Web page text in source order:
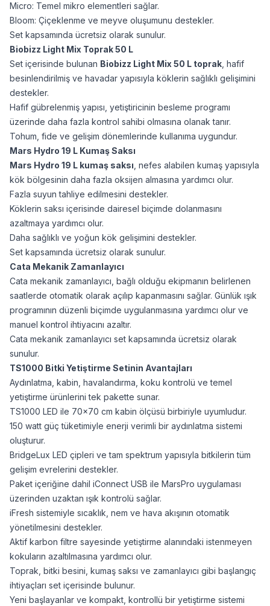
Micro: Temel mikro elementleri sağlar.
Bloom: Çiçeklenme ve meyve oluşumunu destekler.
Set kapsamında ücretsiz olarak sunulur.
Biobizz Light Mix Toprak 50 L
Set içerisinde bulunan Biobizz Light Mix 50 L toprak, hafif
besinlendirilmiş ve havadar yapısıyla köklerin sağlıklı gelişimini
destekler.
Hafif gübrelenmiş yapısı, yetiştiricinin besleme programı
üzerinde daha fazla kontrol sahibi olmasına olanak tanır.
Tohum, fide ve gelişim dönemlerinde kullanıma uygundur.
Mars Hydro 19 L Kumaş Saksı
Mars Hydro 19 L kumaş saksı, nefes alabilen kumaş yapısıyla
kök bölgesinin daha fazla oksijen almasına yardımcı olur.
Fazla suyun tahliye edilmesini destekler.
Köklerin saksı içerisinde dairesel biçimde dolanmasını
azaltmaya yardımcı olur.
Daha sağlıklı ve yoğun kök gelişimini destekler.
Set kapsamında ücretsiz olarak sunulur.
Cata Mekanik Zamanlayıcı
Cata mekanik zamanlayıcı, bağlı olduğu ekipmanın belirlenen
saatlerde otomatik olarak açılıp kapanmasını sağlar. Günlük ışık
programının düzenli biçimde uygulanmasına yardımcı olur ve
manuel kontrol ihtiyacını azaltır.
Cata mekanik zamanlayıcı set kapsamında ücretsiz olarak
sunulur.
TS1000 Bitki Yetiştirme Setinin Avantajları
Aydınlatma, kabin, havalandırma, koku kontrolü ve temel
yetiştirme ürünlerini tek pakette sunar.
TS1000 LED ile 70×70 cm kabin ölçüsü birbiriyle uyumludur.
150 watt güç tüketimiyle enerji verimli bir aydınlatma sistemi
oluşturur.
BridgeLux LED çipleri ve tam spektrum yapısıyla bitkilerin tüm
gelişim evrelerini destekler.
Paket içeriğine dahil iConnect USB ile MarsPro uygulaması
üzerinden uzaktan ışık kontrolü sağlar.
iFresh sistemiyle sıcaklık, nem ve hava akışının otomatik
yönetilmesini destekler.
Aktif karbon filtre sayesinde yetiştirme alanındaki istenmeyen
kokuların azaltılmasına yardımcı olur.
Toprak, bitki besini, kumaş saksı ve zamanlayıcı gibi başlangıç
ihtiyaçları set içerisinde bulunur.
Yeni başlayanlar ve kompakt, kontrollü bir yetiştirme sistemi